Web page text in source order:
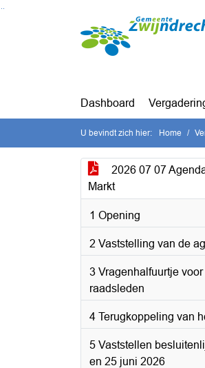
Ga naar de inhoud van deze pagina
Dashboard
U bevindt zich hier: Home
2026 07 07
Markt
1 Opening
2 Vaststelling van de
3 Vragenhalfuurtje voor
raadsleden
4 Terugkoppeling van
5 Vaststellen
en 25 juni 2026